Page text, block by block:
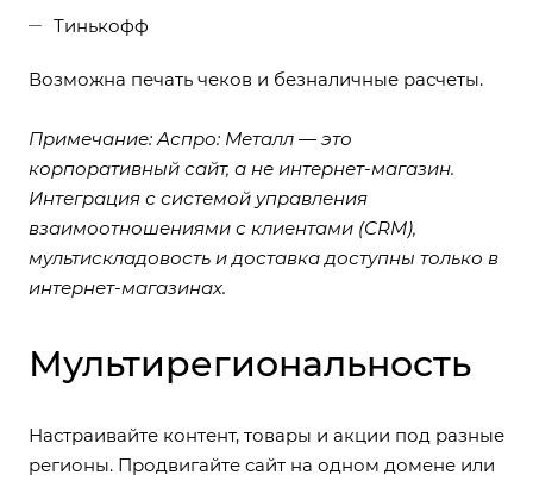
Тинькофф
Возможна печать чеков и безналичные расчеты.
Примечание: Аспро: Металл — это
корпоративный сайт, а не интернет-магазин.
Интеграция с системой управления
взаимоотношениями с клиентами (CRM),
мультискладовость и доставка доступны только в
интернет-магазинах.
Мультирегиональность
Настраивайте контент, товары и акции под разные
регионы. Продвигайте сайт на одном домене или